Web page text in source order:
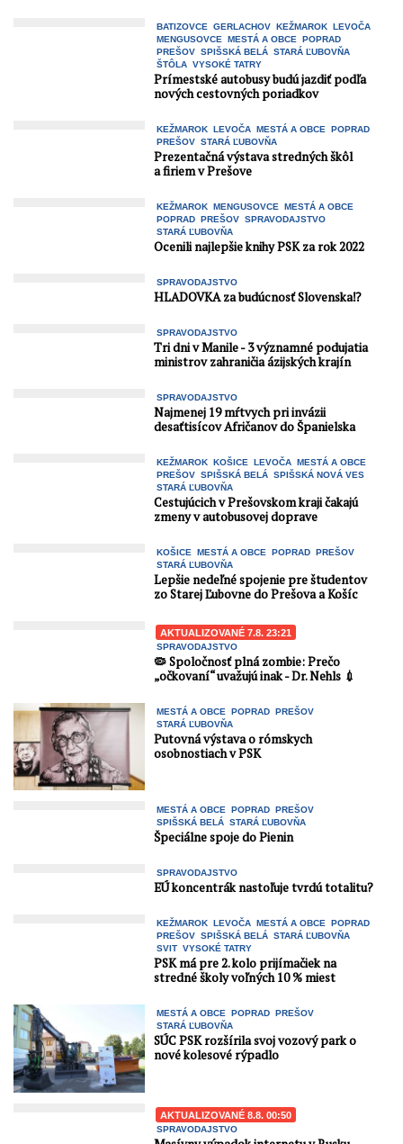
BATIZOVCE GERLACHOV KEŽMAROK LEVOČA
MENGUSOVCE
MESTÁ A OBCE
POPRAD
PREŠOV SPIŠSKÁ BELÁ STARÁ ĽUBOVŇA
ŠTÔLA VYSOKÉ TATRY
Prímestské autobusy budú jazdiť podľa
nových cestovných poriadkov
KEŽMAROK LEVOČA MESTÁ A OBCE
POPRAD
PREŠOV STARÁ ĽUBOVŇA
Prezentačná výstava stredných škôl
a firiem v Prešove
KEŽMAROK MENGUSOVCE
MESTÁ A OBCE
POPRAD PREŠOV SPRAVODAJSTVO
STARÁ ĽUBOVŇA
Ocenili najlepšie knihy PSK za rok 2022
SPRAVODAJSTVO
HLADOVKA za budúcnosť Slovenska⁉️
SPRAVODAJSTVO
Tri dni v Manile - 3 významné podujatia
ministrov zahraničia ázijských krajín
SPRAVODAJSTVO
Najmenej 19 mŕtvych pri invázii
desaťtisícov Afričanov do Španielska
KEŽMAROK KOŠICE LEVOČA MESTÁ A OBCE
PREŠOV SPIŠSKÁ BELÁ SPIŠSKÁ NOVÁ VES
STARÁ ĽUBOVŇA
Cestujúcich v Prešovskom kraji čakajú
zmeny v autobusovej doprave
KOŠICE MESTÁ A OBCE POPRAD PREŠOV
STARÁ ĽUBOVŇA
Lepšie nedeľné spojenie pre študentov
zo Starej Ľubovne do Prešova a Košíc
AKTUALIZOVANÉ 7.8. 23:21
SPRAVODAJSTVO
🦠 Spoločnosť plná zombie: Prečo
„očkovaní“ uvažujú inak - Dr. Nehls 💉
MESTÁ A OBCE POPRAD PREŠOV
STARÁ ĽUBOVŇA
Putovná výstava o rómskych
osobnostiach v PSK
MESTÁ A OBCE POPRAD PREŠOV
SPIŠSKÁ BELÁ STARÁ ĽUBOVŇA
Špeciálne spoje do Pienin
SPRAVODAJSTVO
EÚ koncentrák nastoľuje tvrdú totalitu?
KEŽMAROK LEVOČA MESTÁ A OBCE
POPRAD
PREŠOV SPIŠSKÁ BELÁ STARÁ ĽUBOVŇA
SVIT VYSOKÉ TATRY
PSK má pre 2. kolo prijímačiek na
stredné školy voľných 10 % miest
MESTÁ A OBCE POPRAD PREŠOV
STARÁ ĽUBOVŇA
SÚC PSK rozšírila svoj vozový park o
nové kolesové rýpadlo
AKTUALIZOVANÉ 8.8. 00:50
SPRAVODAJSTVO